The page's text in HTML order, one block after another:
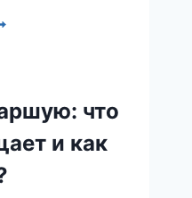
что
и как